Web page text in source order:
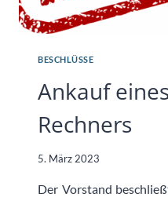
BESCHLÜSSE
Ankauf
Rechners
5. März 2023
Der Vorstand